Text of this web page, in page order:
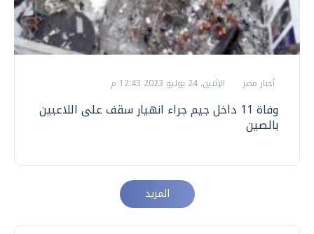
أخبار مصر الإثنين، 24 يوليو 2023 12:43 م
وفاة 11 داخل جيم جراء انهيار سقف على اللاعبين
بالصين
المزيد